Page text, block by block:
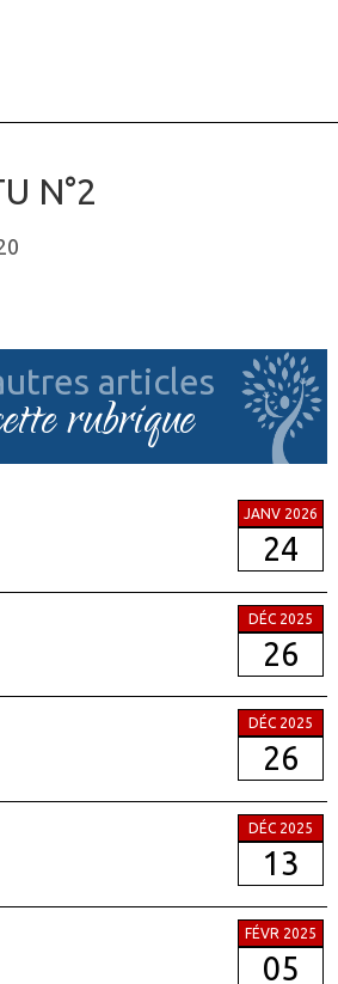
N°2
articles
rubrique
JANV 2026
24
DÉC 2025
26
DÉC 2025
26
DÉC 2025
13
FÉVR 2025
05